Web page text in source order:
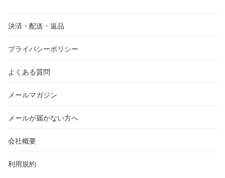
決済・配送・返品
プライバシーポリシー
よくある質問
メールマガジン
メールが届かない方へ
会社概要
利用規約